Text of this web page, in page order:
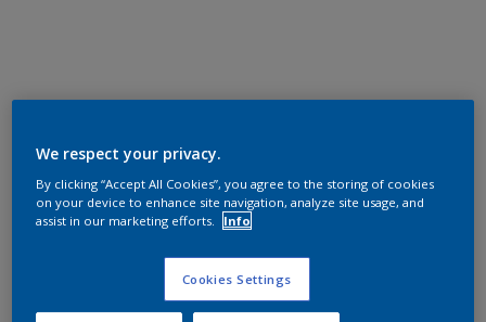
We respect your privacy.
By clicking “Accept All Cookies”, you agree to the storing of cookies
on your device to enhance site navigation, analyze site usage, and
assist in our marketing efforts.
Info
Cookies Settings